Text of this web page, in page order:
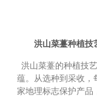
洪山菜薹种植技
洪山菜薹的种植技
蕴。从选种到采收，
家地理标志保护产品